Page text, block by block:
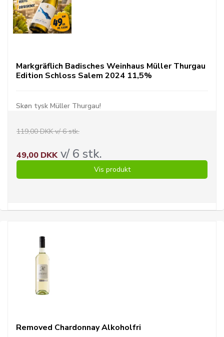
Markgräflich Badisches Weinhaus Müller Thurgau
Edition Schloss Salem 2024 11,5%
Skøn tysk Müller Thurgau!
119,00 DKK v/ 6 stk.
49,00 DKKv/ 6 stk.
Vis produkt
Removed Chardonnay Alkoholfri